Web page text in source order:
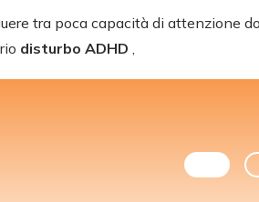
tra poca capacità di attenzione
disturbo ADHD ,